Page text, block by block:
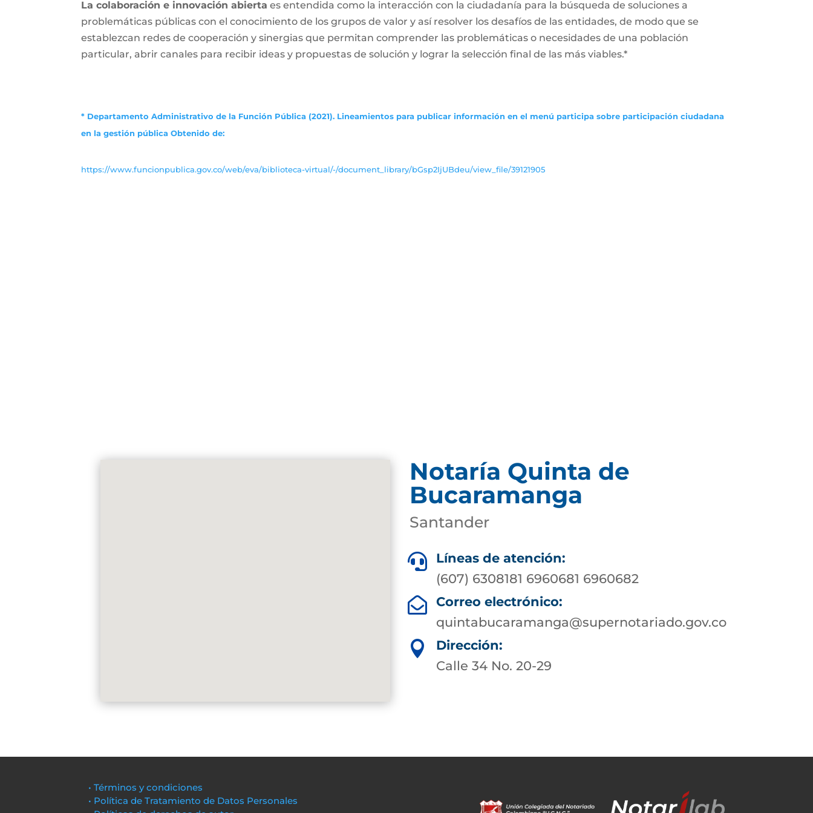
La colaboración e innovación abierta es entendida como la interacción con la ciudadanía para la búsqueda de soluciones a
problemáticas públicas con el conocimiento de los grupos de valor y así resolver los desafíos de las entidades, de modo que se
establezcan redes de cooperación y sinergias que permitan comprender las problemáticas o necesidades de una población
particular, abrir canales para recibir ideas y propuestas de solución y lograr la selección final de las más viables.*
* Departamento Administrativo de la Función Pública (2021). Lineamientos para publicar información en el menú participa sobre participación ciudadana
en la gestión públicaObtenido de:
https://www.funcionpublica.gov.co/web/eva/biblioteca-virtual/-/document_library/bGsp2IjUBdeu/view_file/39121905
Notaría Quinta de
Bucaramanga
Santander

Líneas de atención:
(607) 6308181 6960681 6960682

Correo electrónico:
quintabucaramanga@supernotariado.gov.co

Dirección:
Calle 34 No. 20-29
• Términos y condiciones
• Política de Tratamiento de Datos Personales